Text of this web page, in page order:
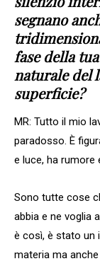
segnano
fase della
naturale del
superficie?
MR: Tutto il mio
paradosso. È
e luce, ha rumore
Sono tutte cose
abbia e ne voglia
è così, è stato un
materia ma